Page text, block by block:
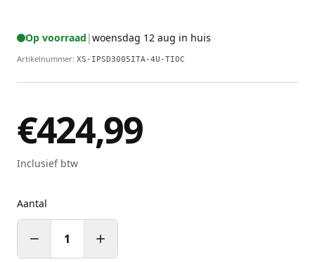
Op voorraad |woensdag 12 aug in huis
Artikelnummer: XS-IPSD3005ITA-4U-TIOC
€424,99
Inclusief btw
Aantal
1